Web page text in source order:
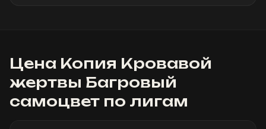
Цена Копия Кровавой
жертвы Багровый
самоцвет по лигам